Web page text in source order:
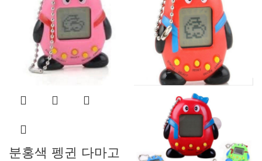
분홍색 펭귄 다마고